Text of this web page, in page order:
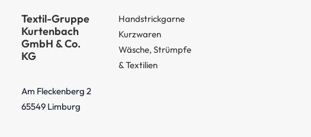
Textil-Gruppe
Kurtenbach
GmbH & Co.
KG
Am Fleckenberg 2
65549 Limburg
Handstrickgarne
Kurzwaren
Wäsche, Strümpfe
& Textilien